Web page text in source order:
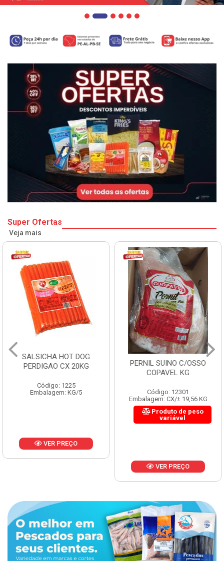
Super Ofertas
Veja mais
SALSICHA HOT DOG
PERDIGAO CX 20KG
Código: 1225
Embalagem: KG/5
VER PREÇO
PERNIL SUINO C/OSSO
COPAVEL KG
Código: 12301
Embalagem: CX/± 19,56 KG
Produto de peso
variável
VER PREÇO